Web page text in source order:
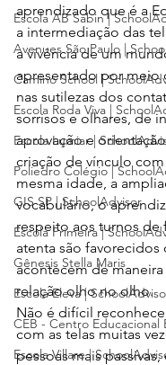
Escola AB Sabin |
Avenues São Paulo |
Camino School |
Escola Roda Viva |
Escola Lumiar |
Poliedro Colégio |
GIS SP | SchoolAdvisor
Escola Primeira |
Gênesis Stella Maris
Escola Eleva |
CEB - Centro Educacional
Escola Villare |
aprendizado que é a
a intermediação das
a vivência de um
apresentado por meio
nas sutilezas dos
sorrisos e olhares, de
aprovação e
criação de vínculo
mesma idade, a
vocabulário, o
respeito aos turnos de
atenta são favorecidos
acontecem de
relação olho no olho.
Não é difícil
com as telas muitas
pessoas mais